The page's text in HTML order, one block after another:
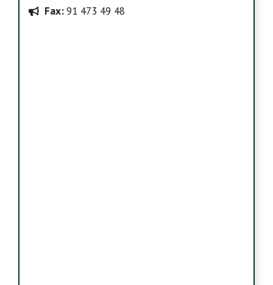
Fax:91 473 49 48